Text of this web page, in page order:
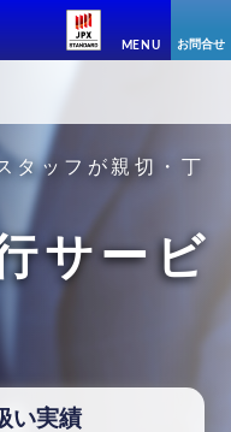
MENU お問合せ
タッフが親切・丁
サービ
い実績